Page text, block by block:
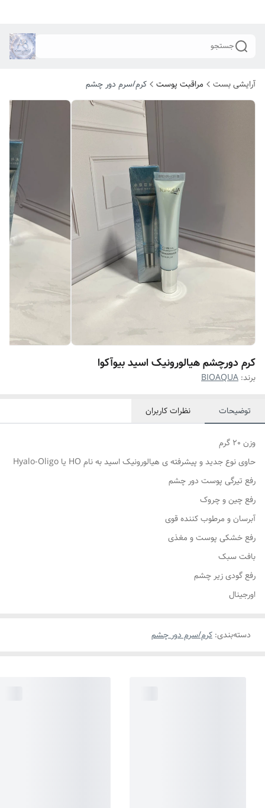
جستجو
آرایشی بست مراقبت پوست کرم/سرم دور چشم
کرم دورچشم هیالورونیک اسید بیوآکوا
برند: BIOAQUA
توضیحات نظرات کاربران
وزن 20 گرم
حاوی نوع جدید و پیشرفته ی هیالورونیک اسید به نام HO یا Hyalo-Oligo
رفع تیرگی پوست دور چشم
رفع چین و چروک
آبرسان و مرطوب کننده قوی
رفع خشکی پوست و مغذی
بافت سبک
رفع گودی زیر چشم
اورجینال
دسته‌بندی: کرم/سرم دور چشم